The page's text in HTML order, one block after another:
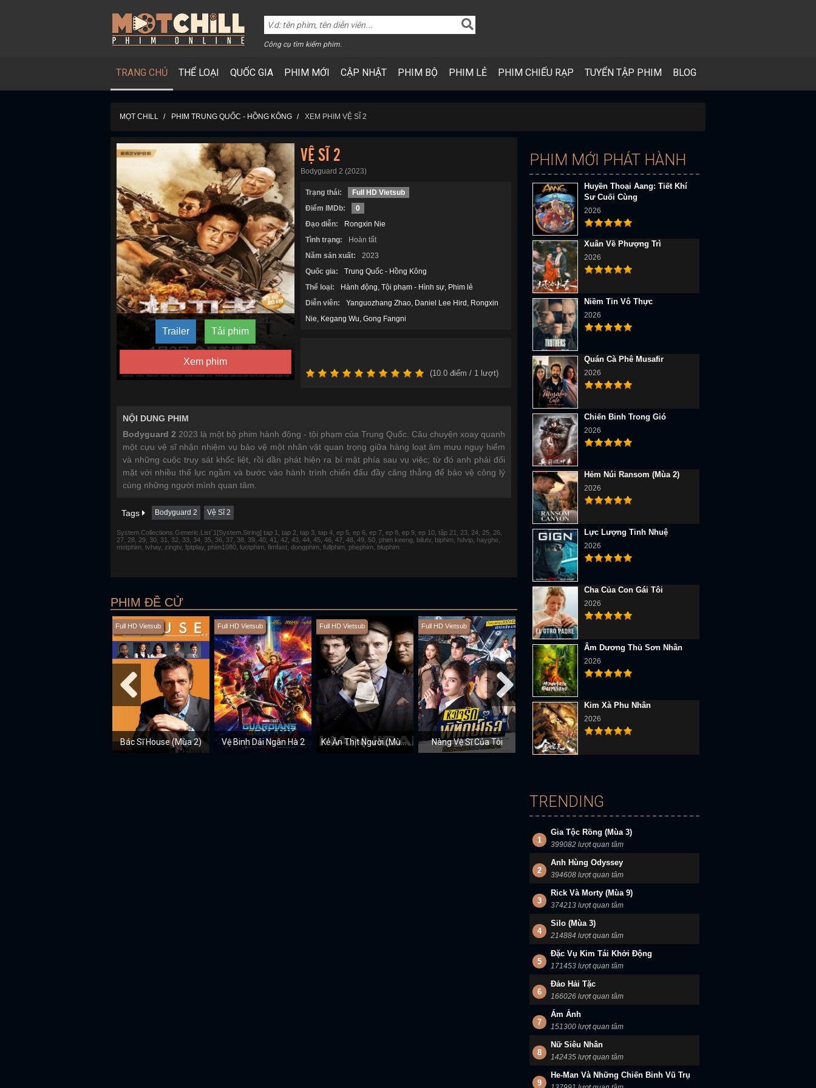
Công cụ tìm kiếm phim.
TRANG CHỦ THỂ LOẠI QUỐC GIA PHIM MỚI CẬP NHẬT PHIM BỘ PHIM LẺ PHIM CHIẾU RẠP TUYỂN TẬP PHIM BLOG
MỌT CHILL PHIM TRUNG QUỐC - HỒNG KÔNG XEM PHIM VỆ SĨ 2
Trailer Tải phim
Xem phim
VỆ SĨ 2
Bodyguard 2 (2023)
Trạng thái:
Full HD Vietsub
Điểm IMDb:
0
Đạo diễn:
Rongxin Nie
Tình trạng:
Hoàn tất
Năm sản xuất:
2023
Quốc gia:
Trung Quốc - Hồng Kông
Thể loại:
Hành động Tội phạm - Hình sự
Phim lẻ
Diễn viên:
Yanguozhang Zhao Daniel Lee Hird
Rongxin
Nie
Kegang Wu Gong Fangni
(10.0điểm / 1lượt)
NỘI DUNG PHIM
Bodyguard 2 2023 là một bộ phim hành động - tội phạm của Trung Quốc. Câu chuyện xoay quanh
một cựu vệ sĩ nhận nhiệm vụ bảo vệ một nhân vật quan trọng giữa hàng loạt âm mưu nguy hiểm
và những cuộc truy sát khốc liệt, rồi dần phát hiện ra bí mật phía sau vụ việc; từ đó anh phải đối
mặt với nhiều thế lực ngầm và bước vào hành trình chiến đấu đầy căng thẳng để bảo vệ công lý
cùng những người mình quan tâm.
Tags Bodyguard 2 Vệ Sĩ 2
System.Collections.Generic.List`1[System.String] tap 1, tap 2, tap 3, tap 4, ep 5, ep 6, ep 7, ep 8, ep 9, ep 10, tập 21, 23, 24, 25, 26,
27, 28, 29, 30, 31, 32, 33, 34, 35, 36, 37, 38, 39, 40, 41, 42, 43, 44, 45, 46, 47, 48, 49, 50, phim keeng, bilutv, biphim, hdvip, hayghe,
motphim, tvhay, zingtv, fptplay, phim1080, luotphim, fimfast, dongphim, fullphim, phephim, bluphim
PHIM ĐỀ CỬ
Full HD Vietsub
Bác Sĩ House (Mùa 2)
Full HD Vietsub
Vệ Binh Dải Ngân Hà 2
Full HD Vietsub
Kẻ Ăn Thịt Người (Mùa 2)
Full HD Vietsub
Nàng Vệ Sĩ Của Tôi
Full HD
Bác Sĩ Tập Sự (Mùa 2)
PHIM MỚI PHÁT HÀNH
Huyền Thoại Aang: Tiết Khí
Sư Cuối Cùng
2026
Xuân Về Phượng Trì
2026
Niềm Tin Vô Thực
2026
Quán Cà Phê Musafir
2026
Chiến Binh Trong Gió
2026
Hẻm Núi Ransom (Mùa 2)
2026
Lực Lượng Tinh Nhuệ
2026
Cha Của Con Gái Tôi
2026
Âm Dương Thủ Sơn Nhân
2026
Kim Xà Phu Nhân
2026
TRENDING
1
Gia Tộc Rồng (Mùa 3)
399082 lượt quan tâm
2
Anh Hùng Odyssey
394608 lượt quan tâm
3
Rick Và Morty (Mùa 9)
374213 lượt quan tâm
4
Silo (Mùa 3)
214884 lượt quan tâm
5
Đặc Vụ Kim Tái Khởi Động
171453 lượt quan tâm
6
Đảo Hải Tặc
166026 lượt quan tâm
7
Ám Ảnh
151300 lượt quan tâm
8
Nữ Siêu Nhân
142435 lượt quan tâm
9
He-Man Và Những Chiến Binh Vũ Trụ